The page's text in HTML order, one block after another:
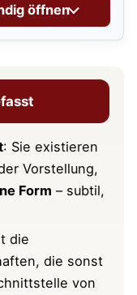
sich die
und
und
öffnen
: Sie existieren
Vorstellung,
Form – subtil,
die
die sonst
von